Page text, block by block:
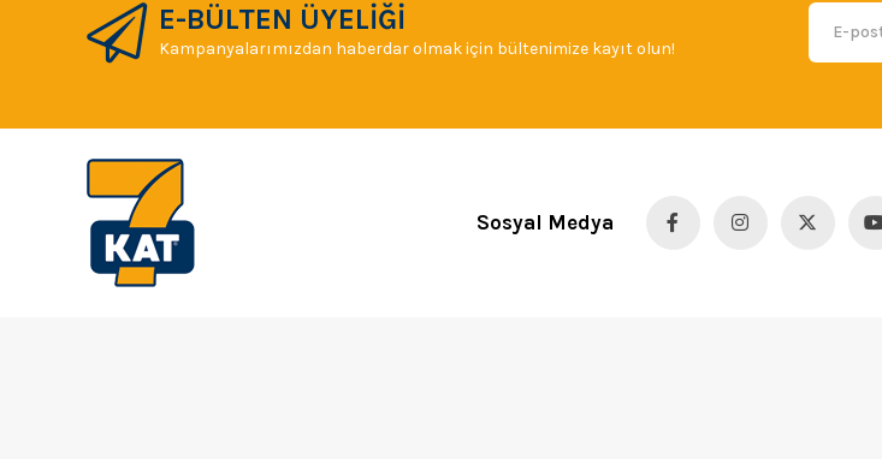
E-BÜLTEN ÜYELİĞİ
Kampanyalarımızdan haberdar olmak için bültenimize kayıt olun!
Sosyal Medya